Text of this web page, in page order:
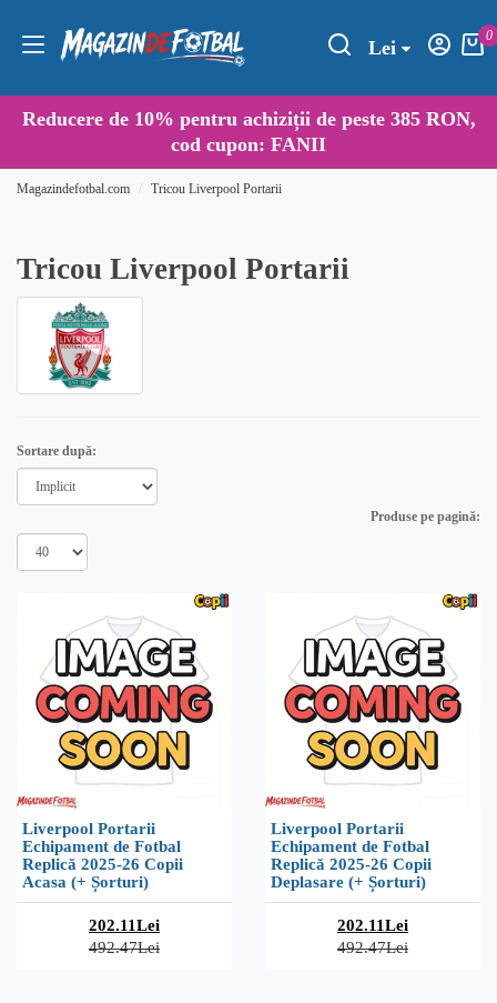
Lei
0
Reducere de 10% pentru achiziții de peste 385 RON,
cod cupon: FANII
Magazindefotbal.com Tricou Liverpool Portarii
Tricou Liverpool Portarii
Sortare după:
Produse pe pagină:
Liverpool Portarii
Echipament de Fotbal
Replică 2025-26 Copii
Acasa (+ Șorturi)
202.11Lei
492.47Lei
Liverpool Portarii
Echipament de Fotbal
Replică 2025-26 Copii
Deplasare (+ Șorturi)
202.11Lei
492.47Lei